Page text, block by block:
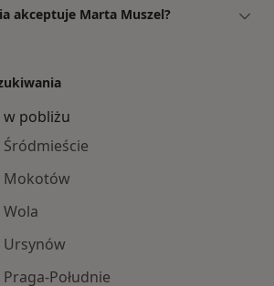
akceptuje Marta Muszel?
pobliżu
Mokotów
Południe